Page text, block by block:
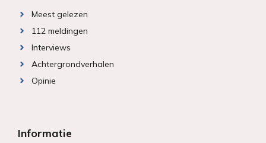
Meest gelezen
112 meldingen
Interviews
Achtergrondverhalen
Opinie
Informatie